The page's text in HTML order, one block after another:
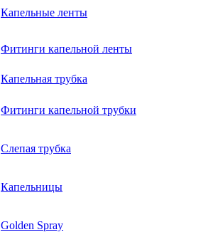
Капельные ленты
Фитинги капельной ленты
Капельная трубка
Фитинги капельной трубки
Слепая трубка
Капельницы
Golden Spray